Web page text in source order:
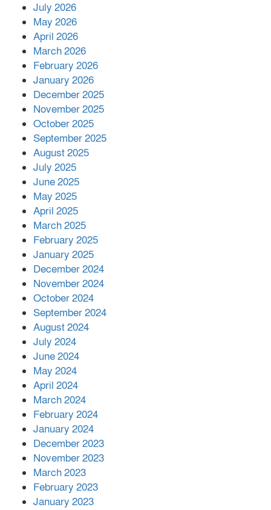
পর ফোন তারেক রহমানের,গ্যাস সঙ্কট
সহায়তা দিলেন সাচিং প্রু জেরী
July 2026
May 2026
April 2026
March 2026
February 2026
January 2026
December 2025
November 2025
October 2025
September 2025
August 2025
July 2025
June 2025
May 2025
April 2025
March 2025
February 2025
January 2025
December 2024
November 2024
October 2024
September 2024
August 2024
July 2024
June 2024
May 2024
April 2024
March 2024
February 2024
January 2024
December 2023
November 2023
March 2023
February 2023
January 2023